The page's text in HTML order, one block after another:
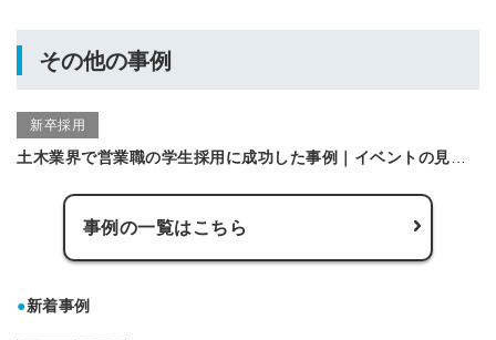
その他の事例
新卒採用
事例の一覧はこちら
●新着事例